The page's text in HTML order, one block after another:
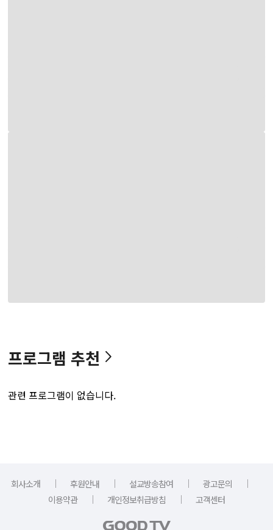
프로그램 추천
관련 프로그램이 없습니다.
회사소개 ｜ 후원안내 ｜ 설교방송참여 ｜ 광고문의
｜
이용약관
｜ 개인정보취급방침 ｜ 고객센터